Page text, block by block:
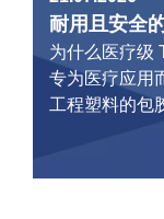
耐用且安全
为什么医疗级
专为医疗应用
工程塑料的包